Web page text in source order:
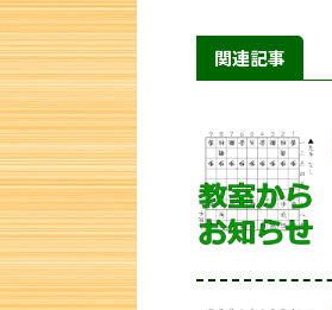
関連記事